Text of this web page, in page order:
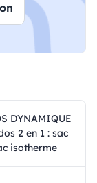
DYNAMIQUE
2 en 1 : sac
isotherme